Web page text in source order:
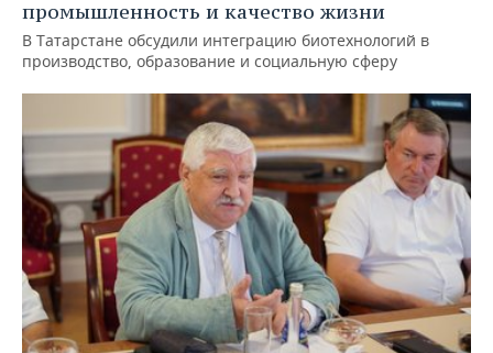
промышленность и качество жизни
В Татарстане обсудили интеграцию биотехнологий в
производство, образование и социальную сферу